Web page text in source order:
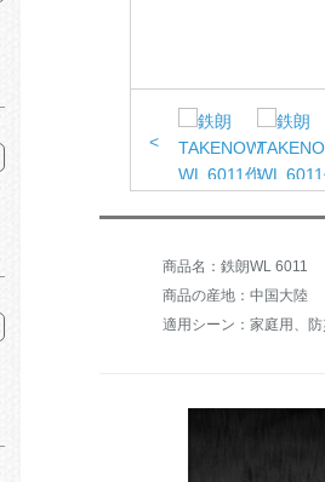
<
商品名：鉄朗WL 6011
商品の産地：中国大陸